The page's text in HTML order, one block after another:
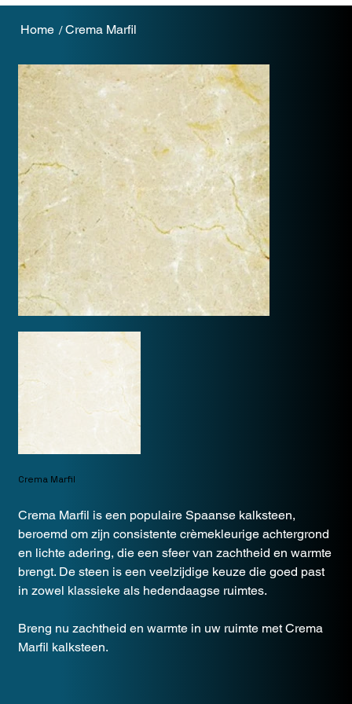
Home /Crema Marfil
Crema Marfil
Crema Marfil is een populaire Spaanse kalksteen,
beroemd om zijn consistente crèmekleurige achtergrond
en lichte adering, die een sfeer van zachtheid en warmte
brengt. De steen is een veelzijdige keuze die goed past
in zowel klassieke als hedendaagse ruimtes.
Breng nu zachtheid en warmte in uw ruimte met Crema
Marfil kalksteen.